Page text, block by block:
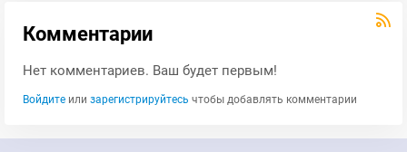
Комментарии
Нет комментариев. Ваш будет первым!
Войдите или зарегистрируйтесь чтобы добавлять комментарии